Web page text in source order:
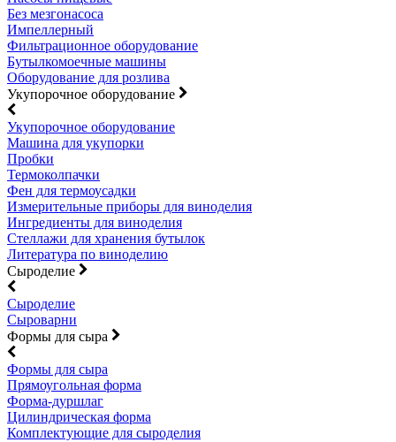
Без мезгонасоса
Импеллерный
Фильтрационное оборудование
Бутылкомоечные машины
Оборудование для розлива
Укупорочное оборудование
Укупорочное оборудование
Машина для укупорки
Пробки
Термоколпачки
Фен для термоусадки
Измерительные приборы для виноделия
Ингредиенты для виноделия
Стеллажи для хранения бутылок
Литература по виноделию
Сыроделие
Сыроделие
Сыроварни
Формы для сыра
Формы для сыра
Прямоугольная форма
Форма-дуршлаг
Цилиндрическая форма
Комплектующие для сыроделия